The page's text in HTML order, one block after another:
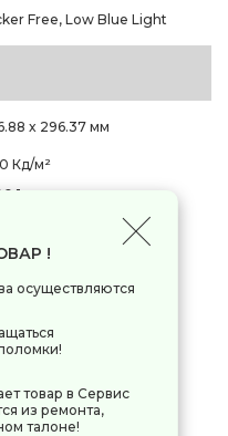
Free, Low Blue Light
x 296.37 мм
Кд/м²
FreeSync
мкм
!
осуществляются
товар в Сервис
из ремонта,
талоне!